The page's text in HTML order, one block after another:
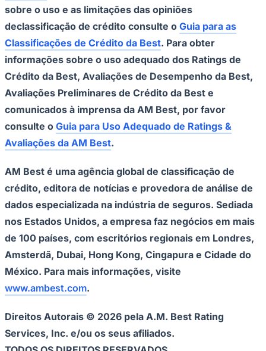
Goiás
sobre o uso e as limitações das opiniões
declassificação de crédito consulte o Guia para as
Classificações de Crédito da Best. Para obter
informações sobre o uso adequado dos Ratings de
Crédito da Best, Avaliações de Desempenho da Best,
Avaliações Preliminares de Crédito da Best e
comunicados à imprensa da AM Best, por favor
consulte o Guia para Uso Adequado de Ratings &
Avaliações da AM Best.
AM Best é uma agência global de classificação de
crédito, editora de notícias e provedora de análise de
dados especializada na indústria de seguros. Sediada
nos Estados Unidos, a empresa faz negócios em mais
de 100 países, com escritórios regionais em Londres,
Amsterdã, Dubai, Hong Kong, Cingapura e Cidade do
México. Para mais informações, visite
www.ambest.com.
Direitos Autorais © 2026 pela A.M. Best Rating
Services, Inc. e/ou os seus afiliados.